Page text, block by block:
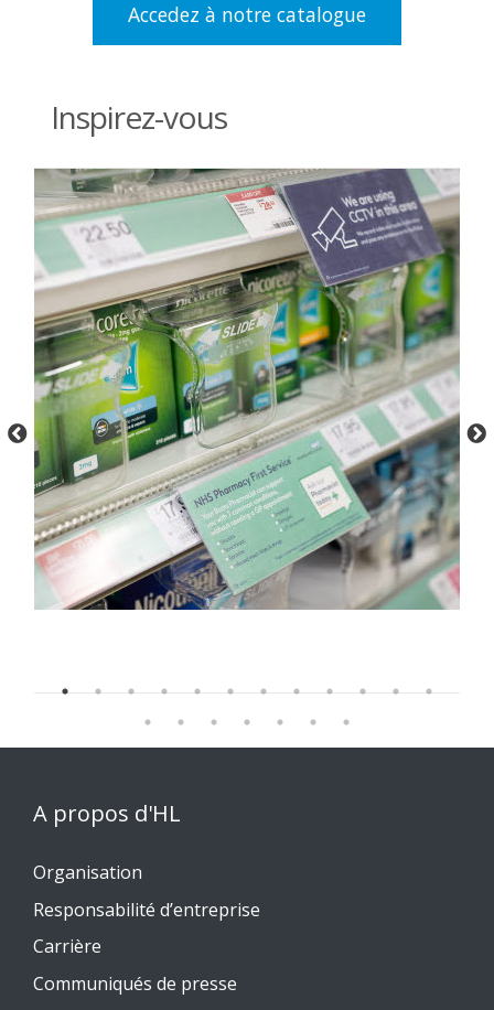
Accedez à notre catalogue
Inspirez-vous
A propos d'HL
Organisation
Responsabilité d’entreprise
Carrière
Communiqués de presse